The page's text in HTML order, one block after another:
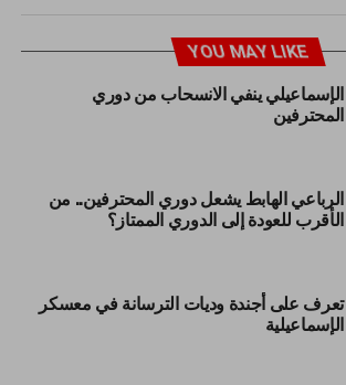
YOU MAY LIKE
الإسماعيلي ينفي الانسحاب من دوري
المحترفين
الرباعي الهابط يشعل دوري المحترفين.. من
الأقرب للعودة إلى الدوري الممتاز؟
تعرف على أجندة وديات الترسانة في معسكر
الإسماعيلية